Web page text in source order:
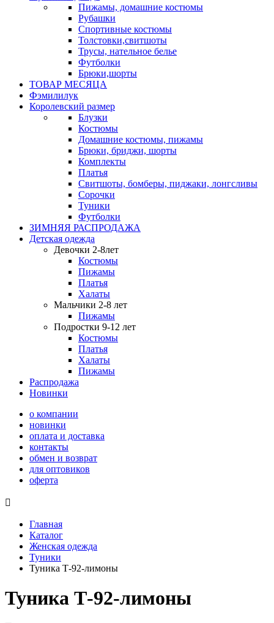
Пижамы, домашние костюмы
Рубашки
Спортивные костюмы
Толстовки,свитшоты
Трусы, нательное белье
Футболки
Брюки,шорты
ТОВАР МЕСЯЦА
Фэмилилук
Королевский размер
Блузки
Костюмы
Домашние костюмы, пижамы
Брюки, бриджи, шорты
Комплекты
Платья
Свитшоты, бомберы, пиджаки, лонгсливы
Сорочки
Туники
Футболки
ЗИМНЯЯ РАСПРОДАЖА
Детская одежда
Девочки 2-8лет
Костюмы
Пижамы
Платья
Халаты
Мальчики 2-8 лет
Пижамы
Подростки 9-12 лет
Костюмы
Платья
Халаты
Пижамы
Распродажа
Новинки
о компании
новинки
оплата и доставка
контакты
обмен и возврат
для оптовиков
оферта

Главная
Каталог
Женская одежда
Туники
Туника Т-92-лимоны
Туника Т-92-лимоны